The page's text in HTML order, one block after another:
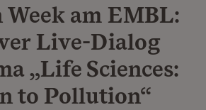
Week am EMBL:
Live-Dialog
„Life Sciences:
to Pollution“